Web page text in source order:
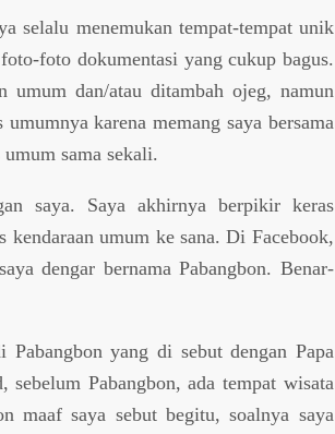
selalu menemukan tempat-tempat unik
foto dokumentasi yang cukup bagus.
umum dan/atau ditambah ojeg, namun
karena memang saya bersama
sama sekali.
saya. Saya akhirnya berpikir keras
umum ke sana. Di Facebook,
dengar bernama Pabangbon. Benar-
yang di sebut dengan Papa
sebelum Pabangbon, ada tempat wisata
maaf saya sebut begitu, soalnya saya